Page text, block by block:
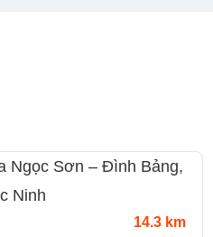
Ngọc Sơn – Đình Bảng,
Ninh
14.3 km